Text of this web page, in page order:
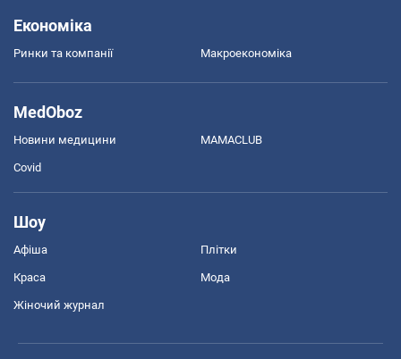
Економіка
Ринки та компанії Макроекономіка
MedOboz
Новини медицини MAMACLUB
Covid
Шоу
Афіша Плітки
Краса Мода
Жіночий журнал